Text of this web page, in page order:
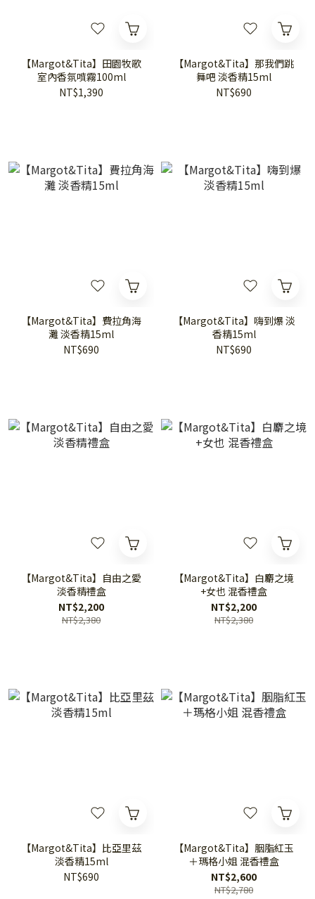
【Margot&Tita】田園牧歌
室內香氛噴霧100ml
NT$1,390
【Margot&Tita】那我們跳
舞吧 淡香精15ml
NT$690
【Margot&Tita】費拉角海
灘 淡香精15ml
NT$690
【Margot&Tita】嗨到爆 淡
香精15ml
NT$690
【Margot&Tita】自由之愛
淡香精禮盒
NT$2,200
NT$2,380
【Margot&Tita】白麝之境
+女也 混香禮盒
NT$2,200
NT$2,380
【Margot&Tita】比亞里茲
淡香精15ml
NT$690
【Margot&Tita】胭脂紅玉
＋瑪格小姐 混香禮盒
NT$2,600
NT$2,780